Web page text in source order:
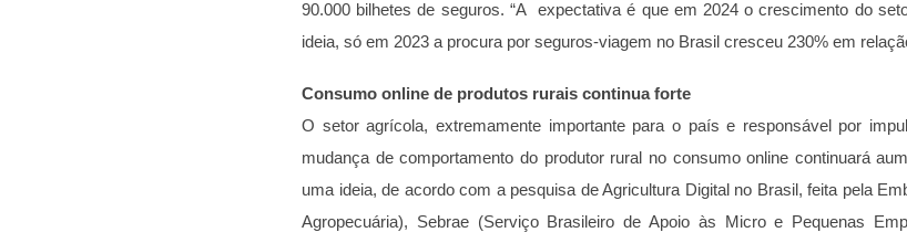
90.000 bilhetes de seguros. “A expectativa é que em 2024 o crescimento do
ideia, só em 2023 a procura por seguros-viagem no Brasil cresceu 230% em
Consumo online de produtos rurais continua forte
O setor agrícola, extremamente importante para o país e responsável por
mudança de comportamento do produtor rural no consumo online continuará
uma ideia, de acordo com a pesquisa de Agricultura Digital no Brasil, feita pela
Agropecuária), Sebrae (Serviço Brasileiro de Apoio às Micro e Pequenas